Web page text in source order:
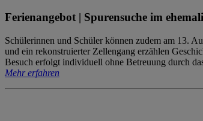
Ferienangebot | Spurensuche im
Schülerinnen und Schüler können zudem am 13.
und ein rekonstruierter Zellengang erzählen
Besuch erfolgt individuell ohne Betreuung durch
Mehr erfahren